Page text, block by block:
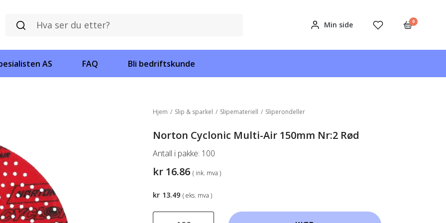
Min side 0
AS FAQ Bli bedriftskunde
Hjem / Slip & sparkel / Slipemateriell / Sliperondeller
Norton Cyclonic Multi-Air 150mm Nr:2 Rød
kr 16.86 ( ink. mva )
Antall i pakke: 100
kr 13.49 ( eks. mva )